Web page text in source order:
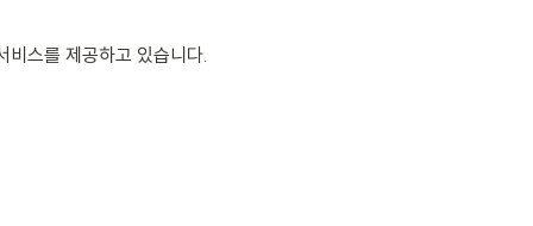
스를 제공하고 있습니다.